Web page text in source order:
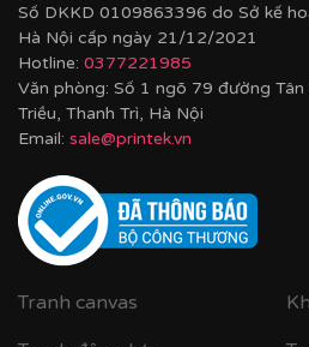
Số DKKD 0109863396 do Sở kế
Hà Nội cấp ngày 21/12/2021
Hotline: 0377221985
Văn phòng: Số 1 ngõ 79 đường Tân
Triều, Thanh Trì, Hà Nội
Email: sale@printek.vn
Tranh canvas